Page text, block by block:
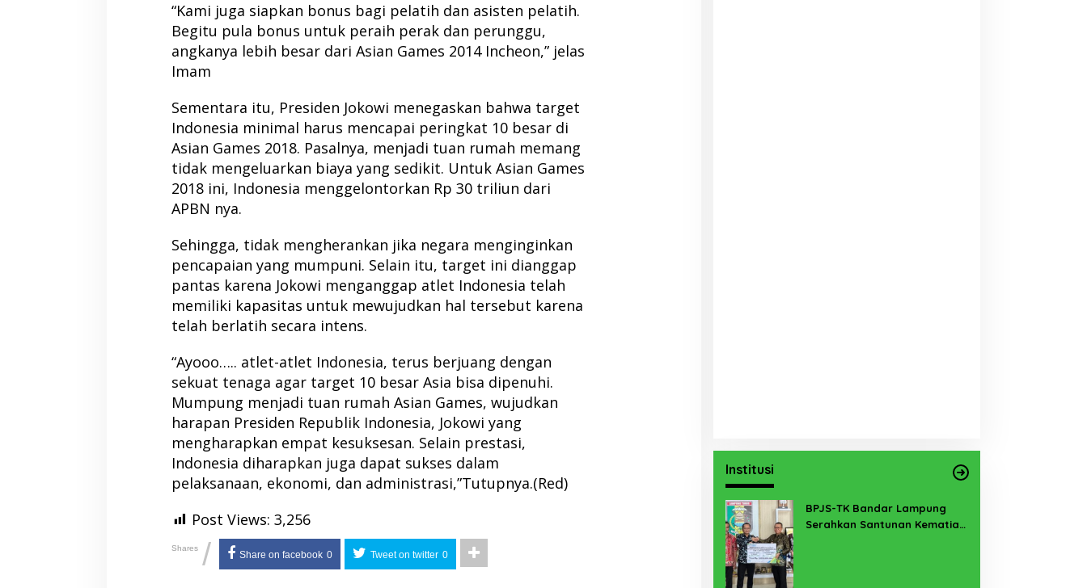
“Kami juga siapkan bonus bagi pelatih dan asisten pelatih.
Begitu pula bonus untuk peraih perak dan perunggu,
angkanya lebih besar dari Asian Games 2014 Incheon,” jelas
Imam
Sementara itu, Presiden Jokowi menegaskan bahwa target
Indonesia minimal harus mencapai peringkat 10 besar di
Asian Games 2018. Pasalnya, menjadi tuan rumah memang
tidak mengeluarkan biaya yang sedikit. Untuk Asian Games
2018 ini, Indonesia menggelontorkan Rp 30 triliun dari
APBN nya.
Sehingga, tidak mengherankan jika negara menginginkan
pencapaian yang mumpuni. Selain itu, target ini dianggap
pantas karena Jokowi menganggap atlet Indonesia telah
memiliki kapasitas untuk mewujudkan hal tersebut karena
telah berlatih secara intens.
“Ayooo….. atlet-atlet Indonesia, terus berjuang dengan
sekuat tenaga agar target 10 besar Asia bisa dipenuhi.
Mumpung menjadi tuan rumah Asian Games, wujudkan
harapan Presiden Republik Indonesia, Jokowi yang
mengharapkan empat kesuksesan. Selain prestasi,
Indonesia diharapkan juga dapat sukses dalam
pelaksanaan, ekonomi, dan administrasi,”Tutupnya.(Red)
Post Views: 3,256
Shares / Share on facebook 0 Tweet on twitter 0
Institusi
BPJS-TK Bandar Lampung
Serahkan Santunan Kematian